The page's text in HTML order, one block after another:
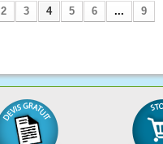
2 3 4 5 6 ... 9